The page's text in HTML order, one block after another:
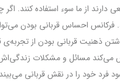
از ما سوء استفاده کنند.
احساس قربانی بودن
ذهنیت قربانی بودن از
مسائل و مشکلات زندگی‌اش
خود را در نقش قربانی